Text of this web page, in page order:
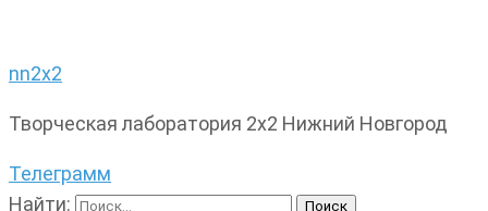
nn2x2
Творческая лаборатория 2х2 Нижний Новгород
Телеграмм
Найти: